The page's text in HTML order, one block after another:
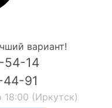
вариант!
54-14
44-91
(Иркутск)